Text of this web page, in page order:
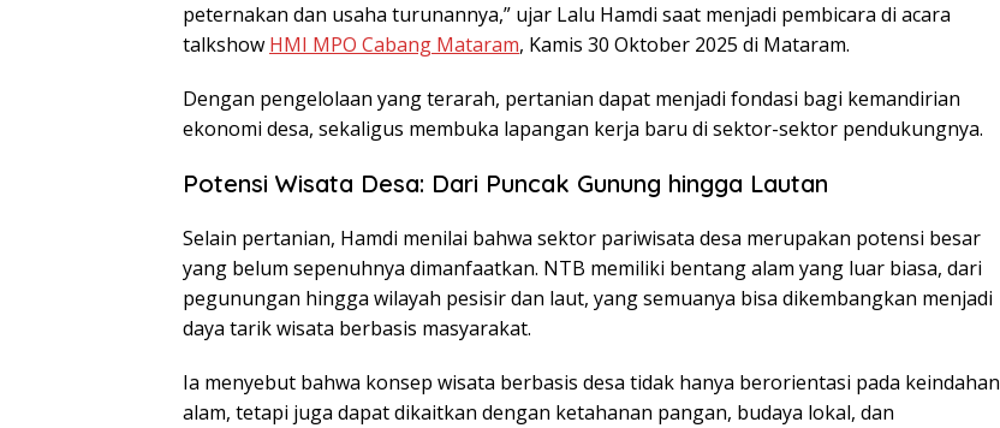
peternakan dan usaha turunannya,” ujar Lalu Hamdi saat menjadi pembicara di acara
talkshow HMI MPO Cabang Mataram, Kamis 30 Oktober 2025 di Mataram.
Dengan pengelolaan yang terarah, pertanian dapat menjadi fondasi bagi kemandirian
ekonomi desa, sekaligus membuka lapangan kerja baru di sektor-sektor pendukungnya.
Potensi Wisata Desa: Dari Puncak Gunung hingga Lautan
Selain pertanian, Hamdi menilai bahwa sektor pariwisata desa merupakan potensi besar
yang belum sepenuhnya dimanfaatkan. NTB memiliki bentang alam yang luar biasa, dari
pegunungan hingga wilayah pesisir dan laut, yang semuanya bisa dikembangkan menjadi
daya tarik wisata berbasis masyarakat.
Ia menyebut bahwa konsep wisata berbasis desa tidak hanya berorientasi pada keindahan
alam, tetapi juga dapat dikaitkan dengan ketahanan pangan, budaya lokal, dan